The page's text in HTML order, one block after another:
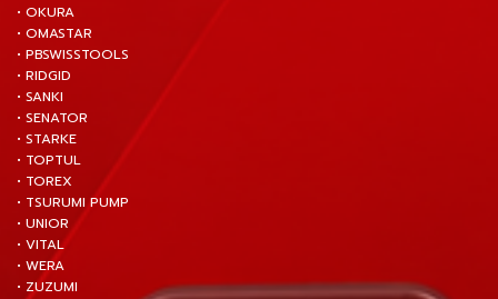
• OKURA
• OMASTAR
• PBSWISSTOOLS
• RIDGID
• SANKI
• SENATOR
• STARKE
• TOPTUL
• TOREX
• TSURUMI PUMP
• UNIOR
• VITAL
• WERA
• ZUZUMI